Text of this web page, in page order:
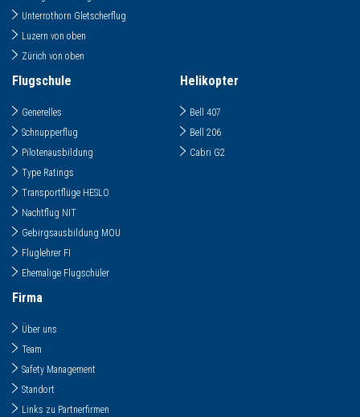
Unterrothorn Gletscherflug
Luzern von oben
Zürich von oben
Flugschule
Generelles
Schnupperflug
Pilotenausbildung
Type Ratings
Transportflüge HESLO
Nachtflug NIT
Gebirgsausbildung MOU
Fluglehrer FI
Ehemalige Flugschüler
Helikopter
Bell 407
Bell 206
Cabri G2
Firma
Über uns
Team
Safety Management
Standort
Links zu Partnerfirmen